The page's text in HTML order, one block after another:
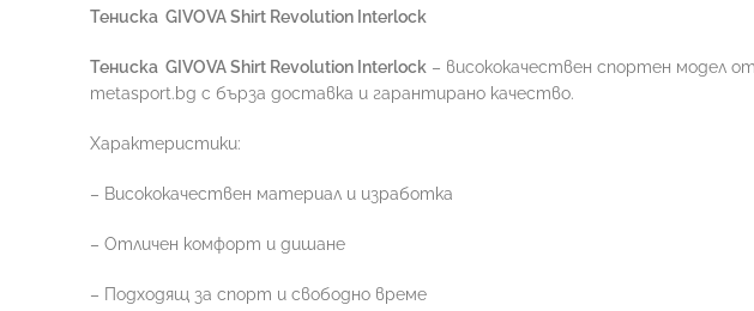
Тениска GIVOVA Shirt Revolution Interlock
Тениска GIVOVA Shirt Revolution Interlock – висококачествен спортен модел от
metasport.bg с бърза доставка и гарантирано качество.
Характеристики:
– Висококачествен материал и изработка
– Отличен комфорт и дишане
– Подходящ за спорт и свободно време